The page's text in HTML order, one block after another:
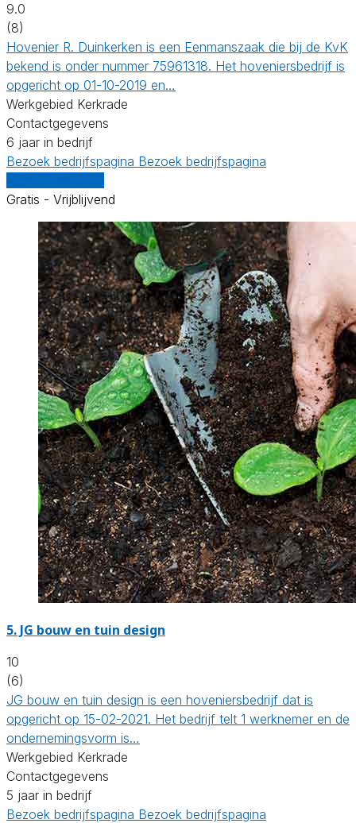
9.0
(8)
Hovenier R. Duinkerken is een Eenmanszaak die bij de KvK
bekend is onder nummer 75961318. Het hoveniersbedrijf is
opgericht op 01-10-2019 en…
Werkgebied Kerkrade
Contactgegevens
6 jaar in bedrijf
Bezoek bedrijfspagina Bezoek bedrijfspagina
Gratis - Vrijblijvend
5. JG bouw en tuin design
10
(6)
JG bouw en tuin design is een hoveniersbedrijf dat is
opgericht op 15-02-2021. Het bedrijf telt 1 werknemer en de
ondernemingsvorm is…
Werkgebied Kerkrade
Contactgegevens
5 jaar in bedrijf
Bezoek bedrijfspagina Bezoek bedrijfspagina